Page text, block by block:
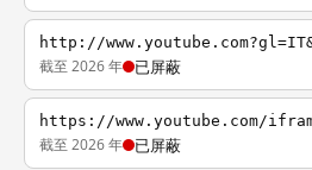
http://
截至 2026 年 已屏蔽
https://www.youtube.com/
截至 2026 年 已屏蔽